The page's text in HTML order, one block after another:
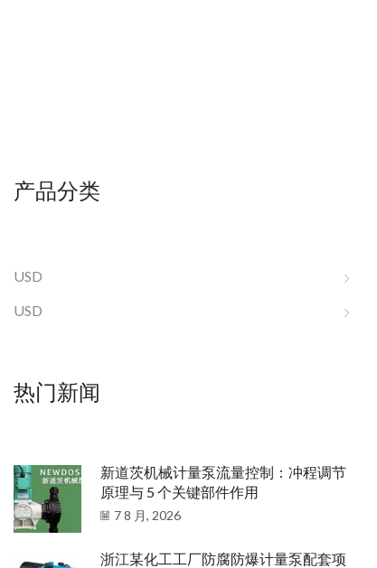
产品分类
USD
USD
热门新闻
新道茨机械计量泵流量控制：冲程调节
原理与 5 个关键部件作用
7 8 月, 2026
浙江某化工工厂防腐防爆计量泵配套项